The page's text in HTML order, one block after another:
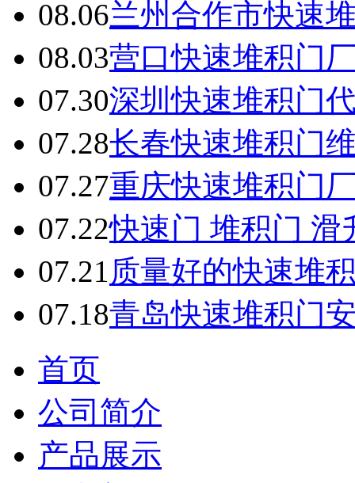
08.06兰州合作市快速
08.03营口快速堆积门
07.30深圳快速堆积门
07.28长春快速堆积门
07.27重庆快速堆积门
07.22快速门 堆积门 滑
07.21 质量好的快速堆
07.18青岛快速堆积门
首页
公司简介
产品展示